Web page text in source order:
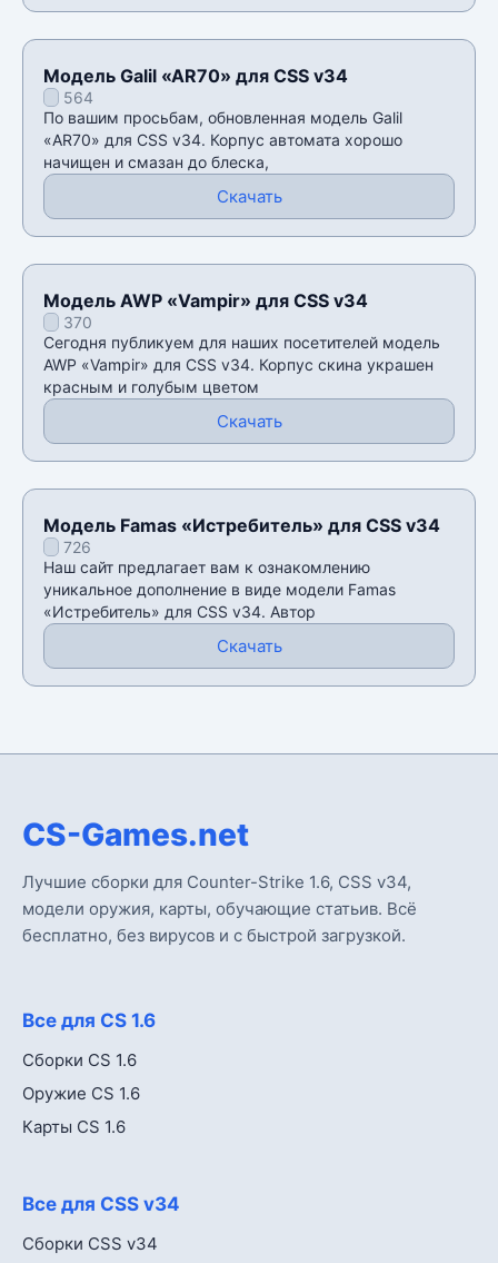
Модель Galil «AR70» для CSS v34
564
По вашим просьбам, обновленная модель Galil
«AR70» для CSS v34. Корпус автомата хорошо
начищен и смазан до блеска,
Скачать
Модель AWP «Vampir» для CSS v34
370
Сегодня публикуем для наших посетителей модель
AWP «Vampir» для CSS v34. Корпус скина украшен
красным и голубым цветом
Скачать
Модель Famas «Истребитель» для CSS v34
726
Наш сайт предлагает вам к ознакомлению
уникальное дополнение в виде модели Famas
«Истребитель» для CSS v34. Автор
Скачать
CS-Games.net
Лучшие сборки для Counter-Strike 1.6, CSS v34,
модели оружия, карты, обучающие статьив. Всё
бесплатно, без вирусов и с быстрой загрузкой.
Все для CS 1.6
Сборки CS 1.6
Оружие CS 1.6
Карты CS 1.6
Все для CSS v34
Сборки CSS v34